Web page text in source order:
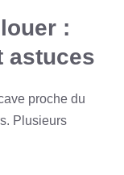
:
astuces
proche du
Plusieurs